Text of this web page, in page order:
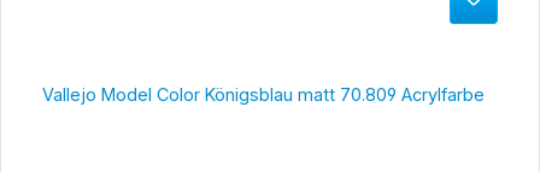
Vallejo Model Color Königsblau matt 70.809 Acrylfarbe